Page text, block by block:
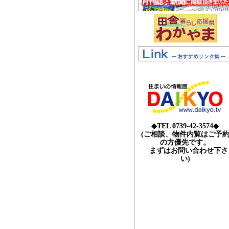
◆TEL 0739-42-3574◆
(ご相談、物件内覧はご予約
の方優先です。
まずはお問い合わせ下さ
い)